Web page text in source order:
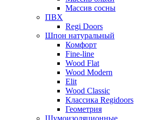
Массив сосны
ПВХ
Regi Doors
Шпон натуральный
Комфорт
Fine-line
Wood Flat
Wood Modern
Elit
Wood Classic
Классика Regidoors
Геометрия
Шумоизоляционные